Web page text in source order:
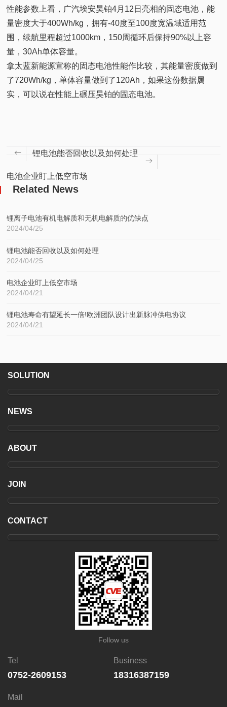
性能参数上看，广汽埃安昊铂4月12日亮相的固态电池，能
量密度大于400Wh/kg，拥有-40度至100度宽温域适用范
围，续航里程超过1000km，150周循环后保持90%以上容
量，30Ah单体容量。
拿太蓝新能源宣称的固态电池性能作比较，其能量密度做到
了720Wh/kg，单体容量做到了120Ah，如果这份数据属
实，可以说在性能上碾压昊铂的固态电池。
锂电池能否回收以及如何处理
电池企业盯上低空市场
Related News
锂离子电池有机电解质和无机电解质的优缺点
2024/04/25
锂电池能否回收以及如何处理
2024/04/25
电池企业盯上低空市场
2024/04/21
锂电池寿命有望延长一倍!欧洲团队设计出新脉冲供电协议
2024/04/21
SOLUTION
NEWS
ABOUT
JOIN
CONTACT
Follow us
Tel
0752-2609153
Business
18316387159
Mail